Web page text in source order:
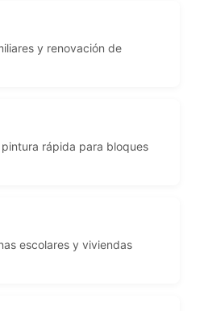
y renovación de
rápida para bloques
escolares y viviendas